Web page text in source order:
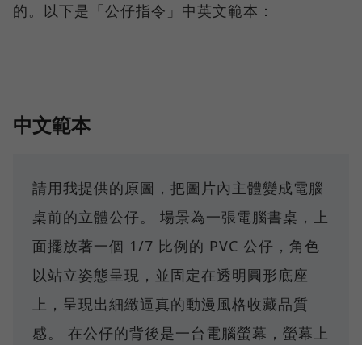
的。以下是「公仔指令」中英文範本：
中文範本
請用我提供的原圖，把圖片內主體變成電腦
桌前的立體公仔。 場景為一張電腦書桌，上
面擺放著一個 1/7 比例的 PVC 公仔，角色
以站立姿態呈現，並固定在透明圓形底座
上，呈現出細緻逼真的動漫風格收藏品質
感。 在公仔的背後是一台電腦螢幕，螢幕上